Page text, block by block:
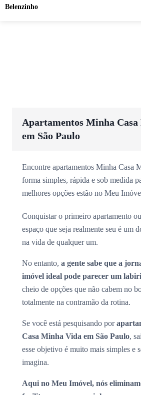
Belenzinho
Apartamentos Minha
em São Paulo
Encontre apartamentos Minha Casa
forma simples, rápida e sob medida
melhores opções estão no Meu
Conquistar o primeiro apartamento
espaço que seja realmente seu é um
na vida de qualquer um.
No entanto, a gente sabe que a
imóvel ideal pode parecer um
cheio de opções que não cabem no
totalmente na contramão da rotina.
Se você está pesquisando por
Casa Minha Vida em São Paulo,
esse objetivo é muito mais simples e
imagina.
Aqui no Meu Imóvel, nós